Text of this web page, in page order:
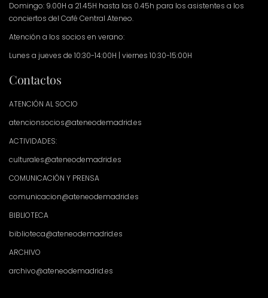
Domingo: 9.00H a 21.45H hasta las 0.45h para los asistentes a los
conciertos del Café Central Ateneo.
Atención a los socios en verano:
Lunes a jueves de 10:30-14:00H | viernes 10:30-15:00H
Contactos
ATENCIÓN AL SOCIO
atencionsocios@ateneodemadrid.es
ACTIVIDADES:
culturales@ateneodemadrid.es
COMUNICACIÓN Y PRENSA
comunicacion@ateneodemadrid.es
BIBLIOTECA
biblioteca@ateneodemadrid.es
ARCHIVO
archivo@ateneodemadrid.es